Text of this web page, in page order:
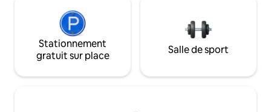
Stationnement
gratuit sur place
Salle de sport